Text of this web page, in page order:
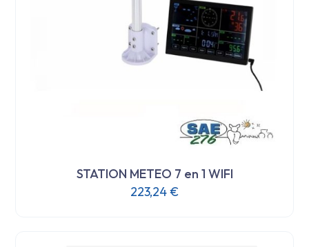
STATION METEO 7 en 1 WIFI
223,24€